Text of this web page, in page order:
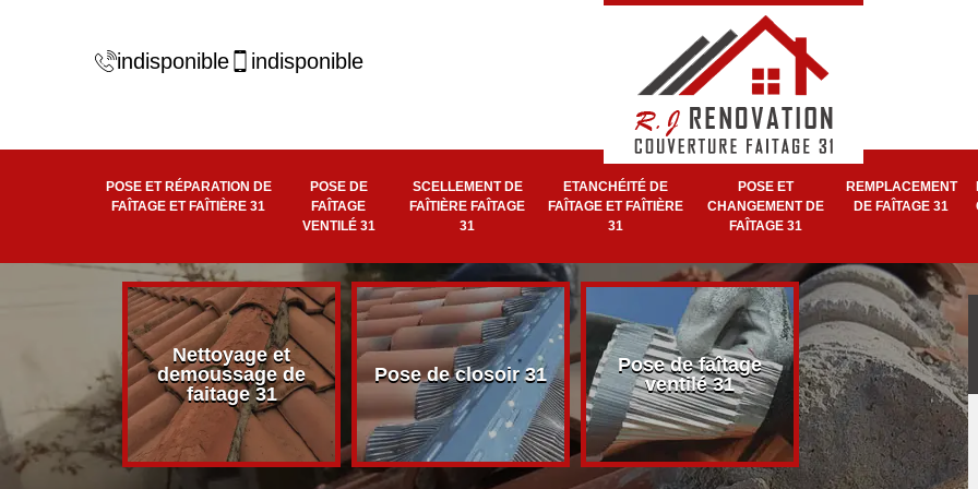
indisponible indisponible
POSE ET RÉPARATION DE
FAÎTAGE ET FAÎTIÈRE 31
POSE DE
FAÎTAGE
VENTILÉ 31
SCELLEMENT DE
FAÎTIÈRE FAÎTAGE
31
ETANCHÉITÉ DE
FAÎTAGE ET FAÎTIÈRE
31
POSE ET
CHANGEMENT DE
FAÎTAGE 31
REMPLACEMENT
DE FAÎTAGE 31
31
Nettoyage et
demoussage de
faitage 31
Pose de closoir 31
Pose de faîtage
ventilé 31
Pose et
de faîtage et
31